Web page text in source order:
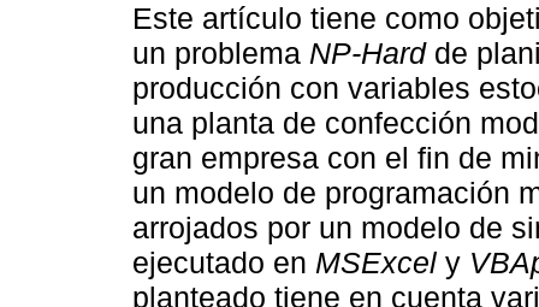
Este artículo tiene como
un problema NP-Hard de
producción con variables
una planta de confección
gran empresa con el fin de
un modelo de programación
arrojados por un modelo de
ejecutado en MSExcel y
planteado tiene en cuenta